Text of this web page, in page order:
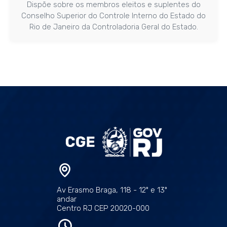
Dispõe sobre os membros eleitos e suplentes do
Conselho Superior do Controle Interno do Estado do
Rio de Janeiro da Controladoria Geral do Estado.
Av Erasmo Braga, 118 - 12º e 13º
andar
Centro RJ CEP 20020-000